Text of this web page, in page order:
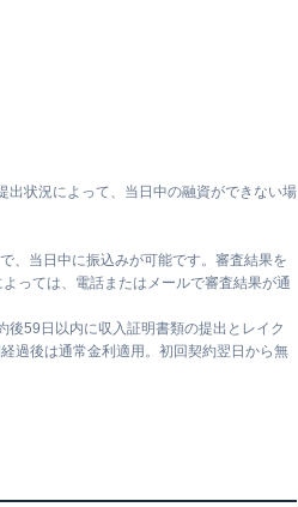
出状況によって、当日中の融資ができない場
、当日中に振込みが可能です。審査結果を
っては、電話またはメールで審査結果が通
59日以内に収入証明書類の提出とレイク
過後は通常金利適用。初回契約翌日から無